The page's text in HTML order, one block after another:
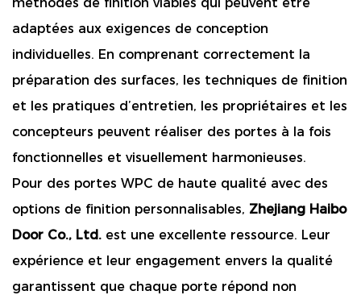
adaptées aux exigences de conception
individuelles. En comprenant correctement la
préparation des surfaces, les techniques de finition
et les pratiques d’entretien, les propriétaires et les
concepteurs peuvent réaliser des portes à la fois
fonctionnelles et visuellement harmonieuses.
Pour des portes WPC de haute qualité avec des
options de finition personnalisables, Zhejiang Haibo
Door Co., Ltd. est une excellente ressource. Leur
expérience et leur engagement envers la qualité
garantissent que chaque porte répond non